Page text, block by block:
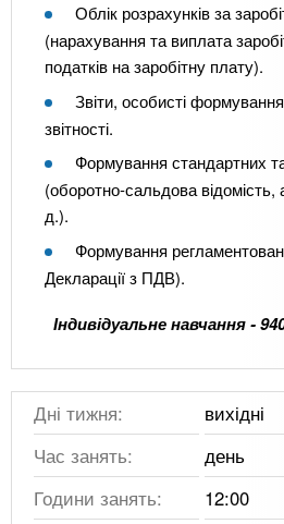
Облік розрахунків за
(нарахування та виплата
податків на заробітну плату).
Звіти, особисті
звітності.
Формування стандартних та
(оборотно-сальдова відомість,
д.).
Формування
Декларації з ПДВ).
Індивідуальне навчання -
Дні тижня:
вихідні
Час занять:
день
Години занять:
12:00